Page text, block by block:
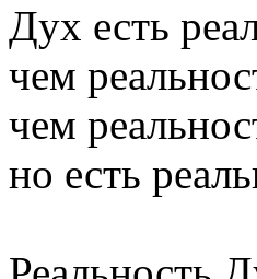
Дух есть
чем
чем
но есть